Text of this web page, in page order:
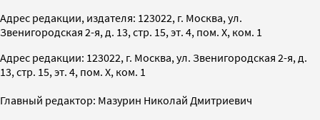
Адрес редакции, издателя: 123022, г. Москва, ул.
Звенигородская 2-я, д. 13, стр. 15, эт. 4, пом. X, ком. 1
Адрес редакции: 123022, г. Москва, ул. Звенигородская 2-я, д.
13, стр. 15, эт. 4, пом. X, ком. 1
Главный редактор: Мазурин Николай Дмитриевич